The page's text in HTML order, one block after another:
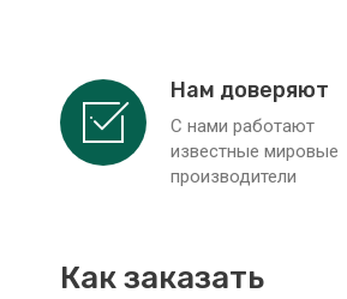
Нам доверяют
С нами работают
известные мировые
производители
Как заказать